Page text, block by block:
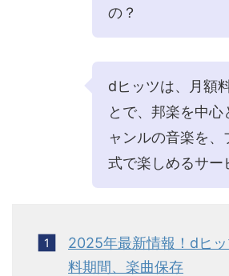
の？
dヒッツは、月額
とで、邦楽を中
ャンルの音楽を、
式で楽しめるサー
2025年最新情報！dヒ
料期間、楽曲保存